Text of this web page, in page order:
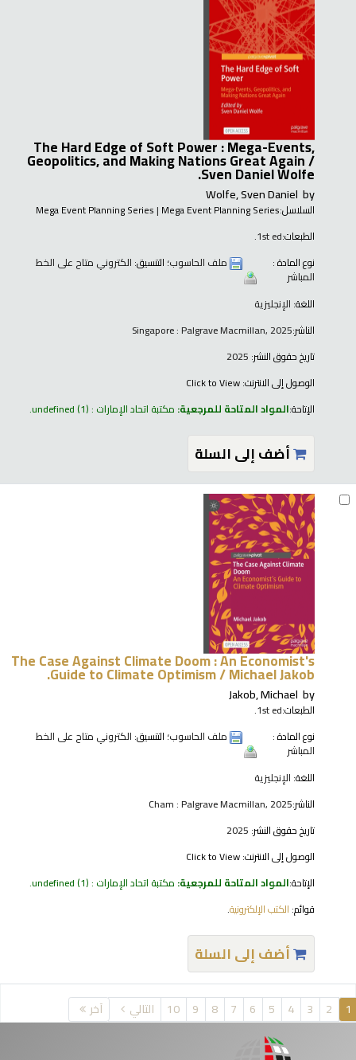
The Hard Edge of Soft Power : Mega-Events,
Geopolitics, and Making Nations Great Again /
Sven Daniel Wolfe.
by
Wolfe, Sven Daniel
السلاسل: Mega Event Planning Series| Mega Event Planning Series
الطبعات:1st ed.
نوع المادة :
ملف الحاسوب؛ التنسيق: الكتروني متاح على الخط
المباشر
اللغة: الإنجليزية
الناشر:Singapore : Palgrave Macmillan, 2025
تاريخ حقوق النشر:
الوصول إلى الانترنت:Click to View
الإتاحة:المواد المتاحة للمرجعية: مكتبة اتحاد الإمارات : undefined(1).
أضف إلى السلة
The Case Against Climate Doom : An Economist's
Guide to Climate Optimism /Michael Jakob.
by
Jakob, Michael
الطبعات:1st ed.
نوع المادة :
ملف الحاسوب؛ التنسيق: الكتروني متاح على الخط
المباشر
اللغة: الإنجليزية
الناشر:Cham : Palgrave Macmillan, 2025
تاريخ حقوق النشر:
الوصول إلى الانترنت:Click to View
الإتاحة:المواد المتاحة للمرجعية: مكتبة اتحاد الإمارات : undefined(1).
قوائم: الكتب الإلكترونية.
أضف إلى السلة
1
2
3
4
5
6
7
8
9
10 التالي آخر